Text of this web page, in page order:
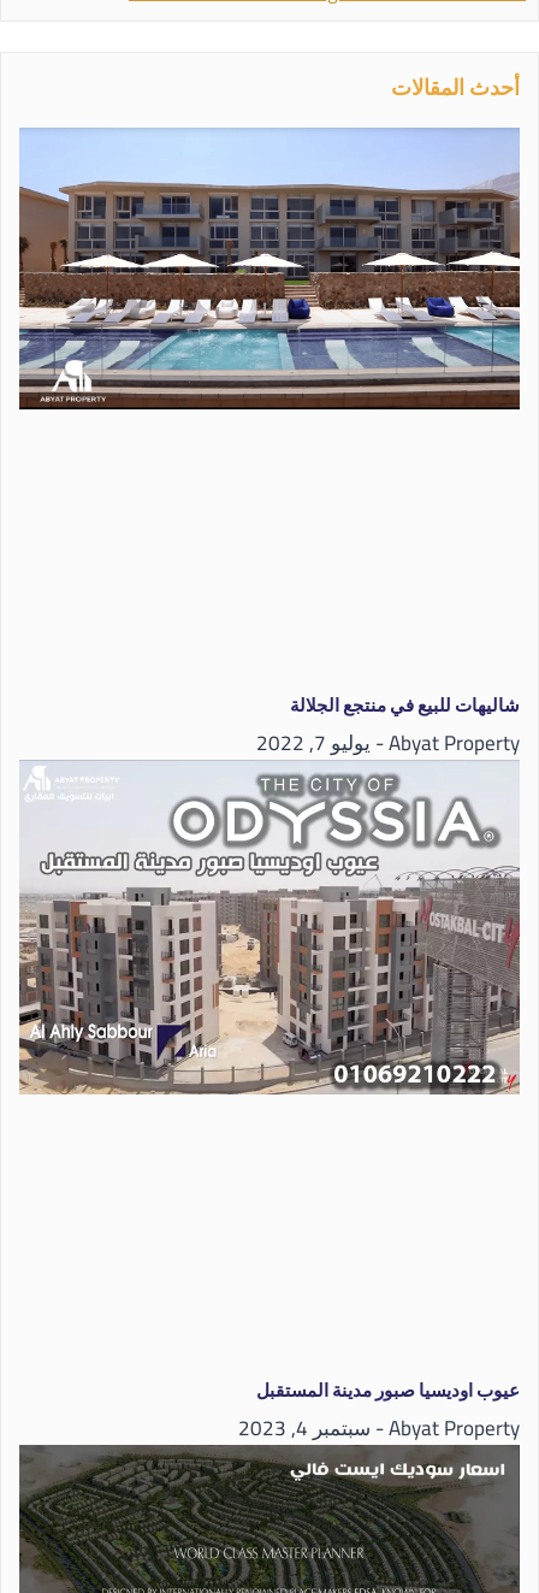
أحدث المقالات
شاليهات للبيع في منتجع الجلالة
Abyat Property يوليو 7, 2022
عيوب اوديسيا صبور مدينة المستقبل
Abyat Property سبتمبر 4, 2023